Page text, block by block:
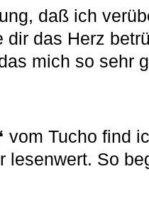
daß ich
dir das Herz
mich so sehr
vom Tucho find
lesenwert. So